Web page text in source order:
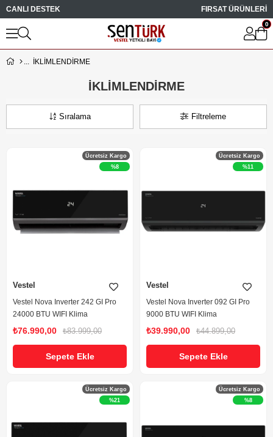
CANLI DESTEK FIRSAT ÜRÜNLERİ
0
İKLİMLENDİRME
İKLİMLENDİRME
Filtreleme
Sıralama
Vestel
Vestel Nova Inverter 242 GI Pro
24000 BTU WIFI Klima
₺76.990,00 ₺83.999,00
Sepete Ekle
Ücretsiz Kargo
%8
Vestel
Vestel Nova Inverter 092 GI Pro
9000 BTU WIFI Klima
₺39.990,00 ₺44.899,00
Sepete Ekle
Ücretsiz Kargo
%11
Ücretsiz Kargo
%21
Ücretsiz Kargo
%8